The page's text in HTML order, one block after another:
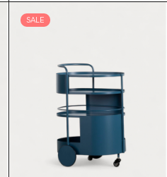
SALE